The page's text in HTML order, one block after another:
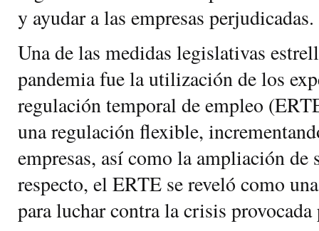
y ayudar a las empresas perjudicadas.
Una de las medidas legislativas
pandemia fue la utilización de los
regulación temporal de empleo
una regulación flexible,
empresas, así como la ampliación
respecto, el ERTE se reveló como
para luchar contra la crisis